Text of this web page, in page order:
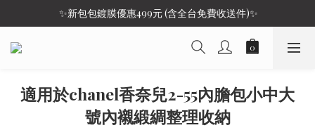
✨新包包鍍膜優惠499元 (含全台免費收送件)✨
適用於chanel香奈兒2-55內膽包小中大
號內襯緞綢整理收納